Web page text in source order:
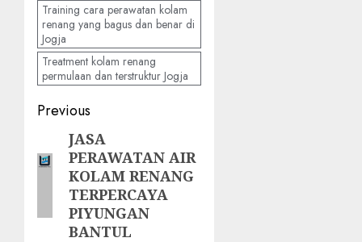
Training cara perawatan kolam
renang yang bagus dan benar di
Jogja
Treatment kolam renang
permulaan dan terstruktur Jogja
Post
navigation
Previous
Previous
post:
JASA
PERAWATAN AIR
KOLAM RENANG
TERPERCAYA
PIYUNGAN
BANTUL